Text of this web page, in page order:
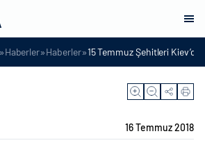
»Haberler»Haberler»15 Temmuz Şehitleri Kiev’de
16 Temmuz 2018